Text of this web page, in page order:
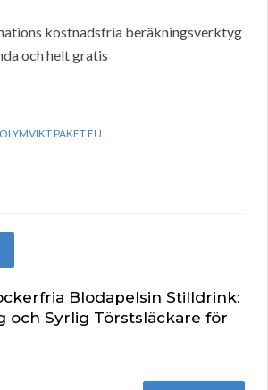
kostnadsfria beräkningsverktyg
och helt gratis
PAKET EU
Blodapelsin Stilldrink:
och Syrlig Törstsläckare för